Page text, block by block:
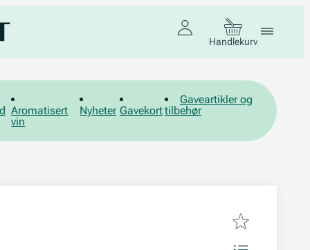
Handlekurv
Aromatisert
vin
Nyheter Gavekort
Gaveartikler og
tilbehør